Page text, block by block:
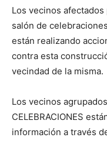
Los vecinos
salón de
están realizando
contra esta
vecindad de la misma.
Los vecinos
CELEBRACIONES
información a través